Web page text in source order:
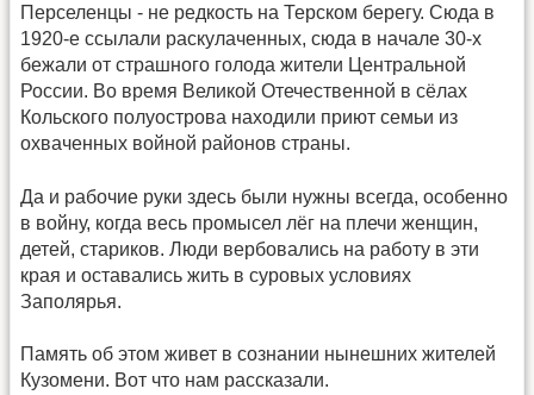
Перселенцы - не редкость на Терском берегу. Сюда в
1920-е ссылали раскулаченных, сюда в начале 30-х
бежали от страшного голода жители Центральной
России. Во время Великой Отечественной в сёлах
Кольского полуострова находили приют семьи из
охваченных войной районов страны.
Да и рабочие руки здесь были нужны всегда, особенно
в войну, когда весь промысел лёг на плечи женщин,
детей, стариков. Люди вербовались на работу в эти
края и оставались жить в суровых условиях
Заполярья.
Память об этом живет в сознании нынешних жителей
Кузомени. Вот что нам рассказали.